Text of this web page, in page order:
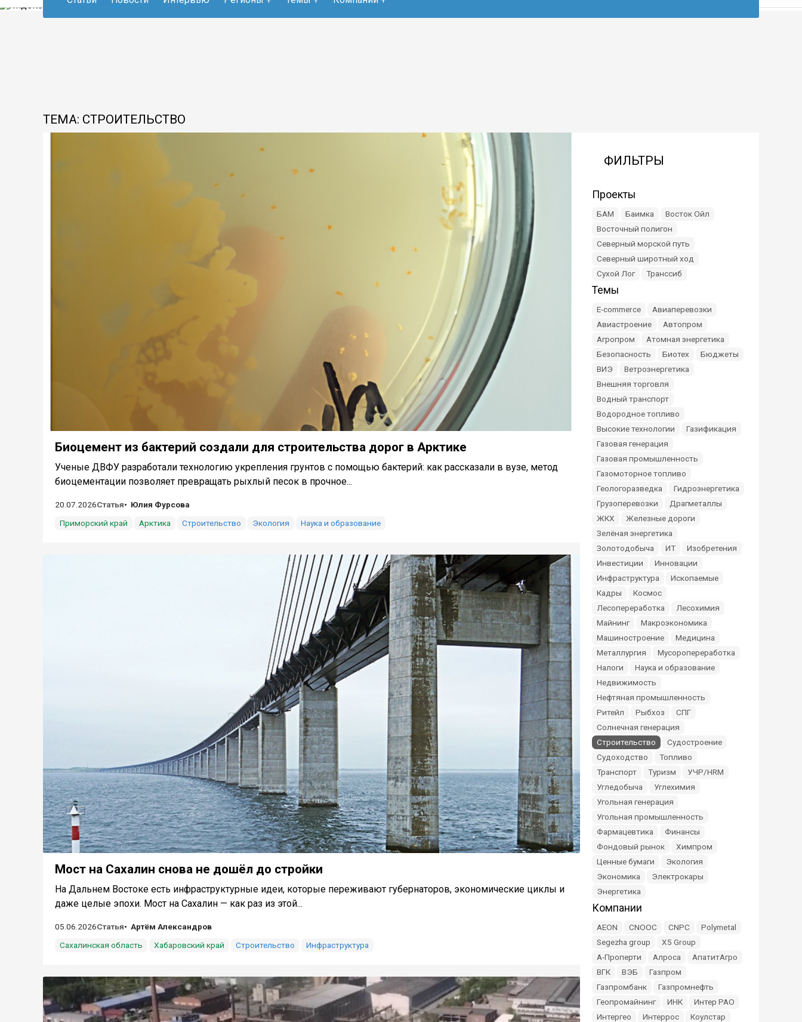
ТЕМА: СТРОИТЕЛЬСТВО
Биоцемент из бактерий создали для строительства дорог в Арктике
Ученые ДВФУ разработали технологию укрепления грунтов с помощью бактерий: как рассказали в вузе, метод
биоцементации позволяет превращать рыхлый песок в прочное...
20.07.2026Статья
Юлия Фурсова
Приморский край
Арктика Строительство Экология Наука и образование
Мост на Сахалин снова не дошёл до стройки
На Дальнем Востоке есть инфраструктурные идеи, которые переживают губернаторов, экономические циклы и
даже целые эпохи. Мост на Сахалин — как раз из этой...
05.06.2026Статья
Артём Александров
Сахалинская область
Хабаровский край Строительство Инфраструктура
ФИЛЬТРЫ
Проекты
БАМ Баимка
Восток Ойл
Восточный полигон
Северный морской путь
Северный широтный ход
Сухой Лог
Транссиб
Темы
E-commerce
Авиаперевозки
Авиастроение
Автопром
Агропром
Атомная энергетика
Безопасность
Биотех
Бюджеты
ВИЭ
Ветроэнергетика
Внешняя торговля
Водный транспорт
Водородное топливо
Высокие технологии
Газификация
Газовая генерация
Газовая промышленность
Газомоторное топливо
Геологоразведка
Гидроэнергетика
Грузоперевозки
Драгметаллы
ЖКХ
Железные дороги
Зелёная энергетика
Золотодобыча
ИТ
Изобретения
Инвестиции
Инновации
Инфраструктура
Ископаемые
Кадры
Космос
Лесопереработка
Лесохимия
Майнинг
Макроэкономика
Машиностроение
Медицина
Металлургия
Мусоропереработка
Налоги
Наука и образование
Недвижимость
Нефтяная промышленность
Ритейл
Рыбхоз
СПГ
Солнечная генерация
Строительство
Судостроение
Судоходство
Топливо
Транспорт
Туризм
УЧР/HRM
Угледобыча
Углехимия
Угольная генерация
Угольная промышленность
Фармацевтика
Финансы
Фондовый рынок
Химпром
Ценные бумаги
Экология
Экономика
Электрокары
Энергетика
Компании
AEON CNOOC CNPC
Polymetal
Segezha group
X5 Group
А-Проперти
Алроса
АпатитАгро
ВГК
ВЭБ
Газпром
Газпромбанк
Газпромнефть
Геопромайнинг
ИНК
Интер РАО
Интергео
Интеррос
Коулстар